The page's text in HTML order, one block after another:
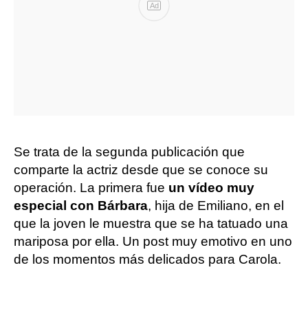
Ad
Se trata de la segunda publicación que
comparte la actriz desde que se conoce su
operación. La primera fue un vídeo muy
especial con Bárbara, hija de Emiliano, en el
que la joven le muestra que se ha tatuado una
mariposa por ella. Un post muy emotivo en uno
de los momentos más delicados para Carola.